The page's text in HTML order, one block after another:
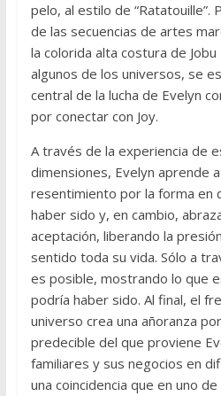
pelo, al estilo de “Ratatouille”.
de las secuencias de artes
la colorida alta costura de
algunos de los universos, se
central de la lucha de Evelyn
por conectar con Joy.
A través de la experiencia de
dimensiones, Evelyn aprende
resentimiento por la forma en
haber sido y, en cambio,
aceptación, liberando la
sentido toda su vida. Sólo a
es posible, mostrando lo que
podría haber sido. Al final, el
universo crea una añoranza
predecible del que proviene
familiares y sus negocios en
una coincidencia que en uno